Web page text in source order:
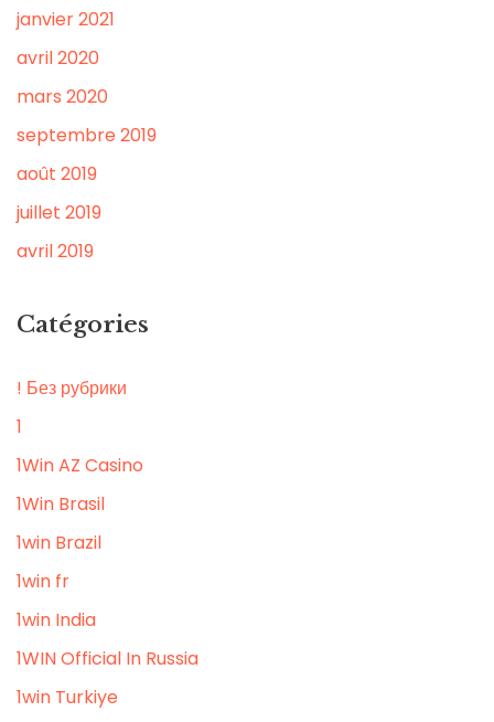
janvier 2021
avril 2020
mars 2020
septembre 2019
août 2019
juillet 2019
avril 2019
Catégories
! Без рубрики
1
1Win AZ Casino
1Win Brasil
1win Brazil
1win fr
1win India
1WIN Official In Russia
1win Turkiye